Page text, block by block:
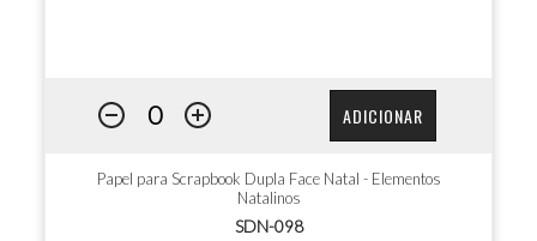
ADICIONAR
Papel para Scrapbook Dupla Face Natal - Elementos
Natalinos
SDN-098